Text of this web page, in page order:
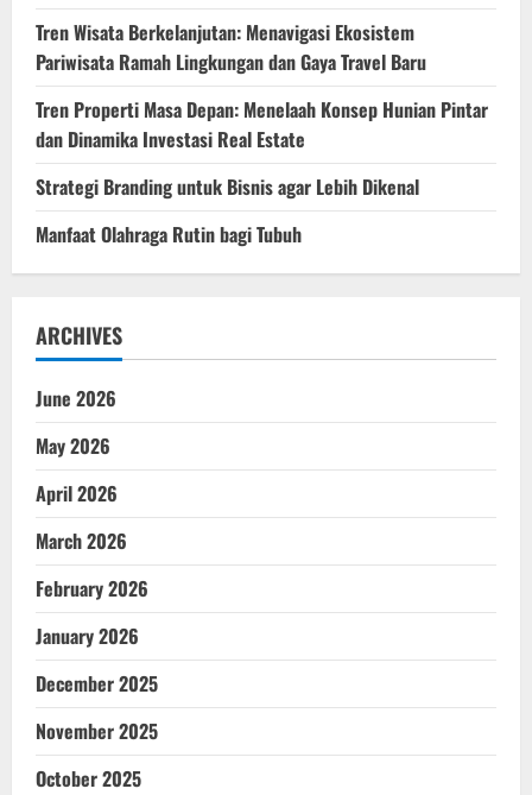
Tren Wisata Berkelanjutan: Menavigasi Ekosistem
Pariwisata Ramah Lingkungan dan Gaya Travel Baru
Tren Properti Masa Depan: Menelaah Konsep Hunian Pintar
dan Dinamika Investasi Real Estate
Strategi Branding untuk Bisnis agar Lebih Dikenal
Manfaat Olahraga Rutin bagi Tubuh
ARCHIVES
June 2026
May 2026
April 2026
March 2026
February 2026
January 2026
December 2025
November 2025
October 2025